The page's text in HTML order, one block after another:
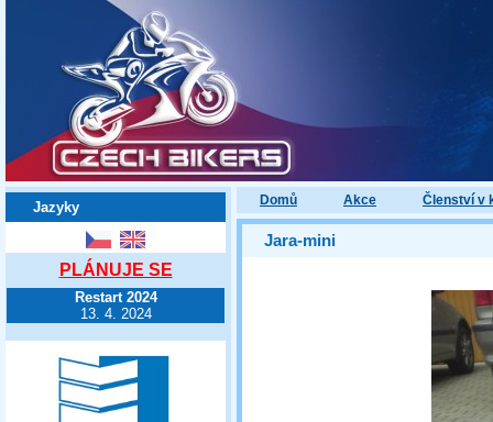
Domů Akce Členství v
Jazyky
PLÁNUJE SE
Restart 2024
13. 4. 2024
Jara-mini